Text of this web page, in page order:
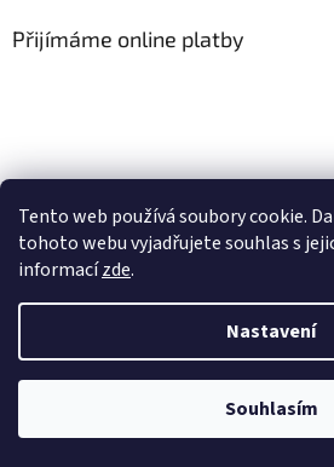
Tento web používá soubory cookie.
tohoto webu vyjadřujete souhlas s
informacízde.
Nastavení
Souhlasím
Přijímáme online platby
www.fleg.cz
Vytvořil
gamehouse.cz.